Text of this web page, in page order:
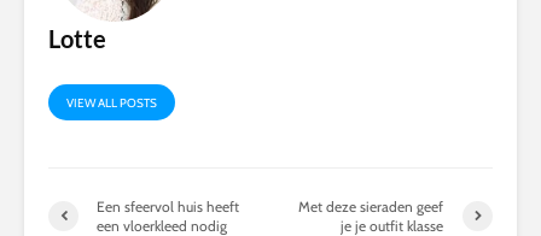
Lotte
VIEW ALL POSTS
Een sfeervol huis heeft
een vloerkleed nodig
Met deze sieraden geef
je je outfit klasse